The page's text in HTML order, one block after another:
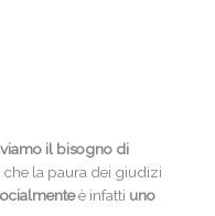
il bisogno di
che la paura dei giudizi
è infatti uno